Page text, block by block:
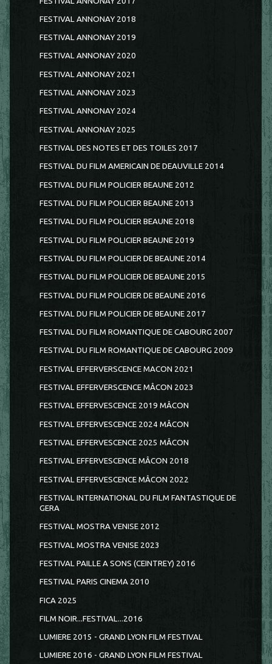
FESTIVAL ANNONAY 2018
FESTIVAL ANNONAY 2019
FESTIVAL ANNONAY 2020
FESTIVAL ANNONAY 2021
FESTIVAL ANNONAY 2023
FESTIVAL ANNONAY 2024
FESTIVAL ANNONAY 2025
FESTIVAL DES NOTES ET DES TOILES 2017
FESTIVAL DU FILM AMERICAIN DE DEAUVILLE 2014
FESTIVAL DU FILM POLICIER BEAUNE 2012
FESTIVAL DU FILM POLICIER BEAUNE 2013
FESTIVAL DU FILM POLICIER BEAUNE 2018
FESTIVAL DU FILM POLICIER BEAUNE 2019
FESTIVAL DU FILM POLICIER DE BEAUNE 2014
FESTIVAL DU FILM POLICIER DE BEAUNE 2015
FESTIVAL DU FILM POLICIER DE BEAUNE 2016
FESTIVAL DU FILM POLICIER DE BEAUNE 2017
FESTIVAL DU FILM ROMANTIQUE DE CABOURG 2007
FESTIVAL DU FILM ROMANTIQUE DE CABOURG 2009
FESTIVAL EFFERVERSCENCE MACON 2021
FESTIVAL EFFERVERSCENCE MÂCON 2023
FESTIVAL EFFERVESCENCE 2019 MÂCON
FESTIVAL EFFERVESCENCE 2024 MÂCON
FESTIVAL EFFERVESCENCE 2025 MÂCON
FESTIVAL EFFERVESCENCE MÂCON 2018
FESTIVAL EFFERVESCENCE MÂCON 2022
FESTIVAL INTERNATIONAL DU FILM FANTASTIQUE DE
GERA
FESTIVAL MOSTRA VENISE 2012
FESTIVAL MOSTRA VENISE 2023
FESTIVAL PAILLE A SONS (CEINTREY) 2016
FESTIVAL PARIS CINEMA 2010
FICA 2025
FILM NOIR...FESTIVAL...2016
LUMIERE 2015 - GRAND LYON FILM FESTIVAL
LUMIERE 2016 - GRAND LYON FILM FESTIVAL